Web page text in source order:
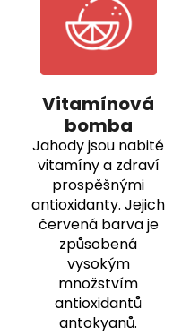
Vitamínová
bomba
Jahody jsou nabité
vitamíny a zdraví
prospěšnými
antioxidanty. Jejich
červená barva je
způsobená
vysokým
množstvím
antioxidantů
antokyanů.